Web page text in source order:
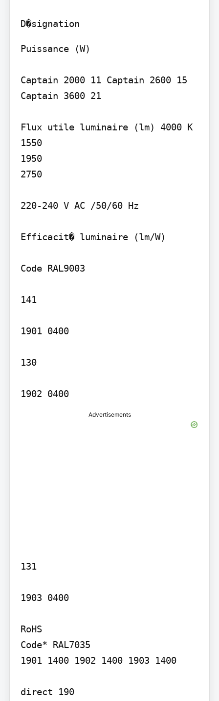
Puissance (W)
Captain 2000 11 Captain 2600 15
Captain 3600 21
Flux utile luminaire (lm) 4000 K
1550
1950
2750
220-240 V AC /50/60 Hz
Efficacit� luminaire (lm/W)
Code RAL9003
141
1901 0400
130
1902 0400
Advertisements
131
1903 0400
RoHS
Code* RAL7035
1901 1400 1902 1400 1903 1400
direct 190